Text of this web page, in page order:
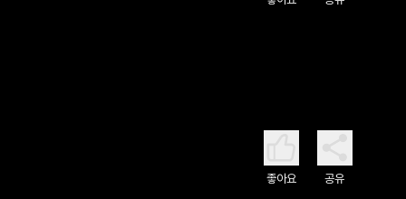
좋아요 공유